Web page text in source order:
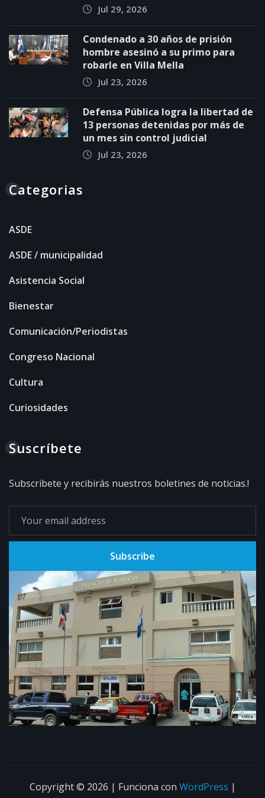
Jul 29, 2026
Condenado a 30 años de prisión
hombre asesinó a su primo para
robarle en Villa Mella
Jul 23, 2026
Defensa Pública logra la libertad de
13 personas detenidas por más de
un mes sin control judicial
Jul 23, 2026
Categorias
ASDE
ASDE / municipalidad
Asistencia Social
Bienestar
Comunicación/Periodistas
Congreso Nacional
Cultura
Curiosidades
Suscríbete
Subscribete y recibirás nuestros boletines de noticias.!
Subscribe
Copyright © 2026 | Funciona con WordPress |